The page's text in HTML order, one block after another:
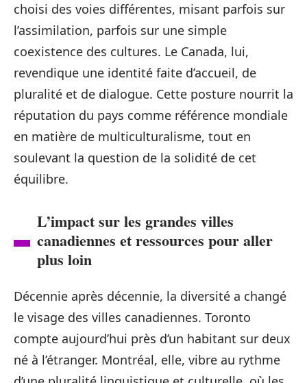
choisi des voies différentes, misant parfois sur
l’assimilation, parfois sur une simple
coexistence des cultures. Le Canada, lui,
revendique une identité faite d’accueil, de
pluralité et de dialogue. Cette posture nourrit la
réputation du pays comme référence mondiale
en matière de multiculturalisme, tout en
soulevant la question de la solidité de cet
équilibre.
L’impact sur les grandes villes
canadiennes et ressources pour aller
plus loin
Décennie après décennie, la diversité a changé
le visage des villes canadiennes. Toronto
compte aujourd’hui près d’un habitant sur deux
né à l’étranger. Montréal, elle, vibre au rythme